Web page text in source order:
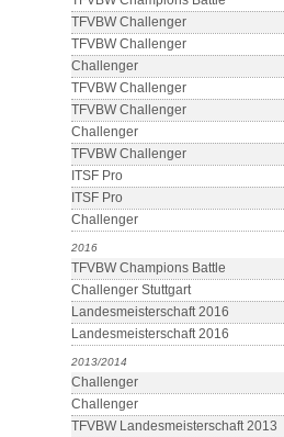
TFVBW Challenger
TFVBW Challenger
Challenger
TFVBW Challenger
TFVBW Challenger
Challenger
TFVBW Challenger
ITSF Pro
ITSF Pro
Challenger
2016
TFVBW Champions Battle
Challenger Stuttgart
Landesmeisterschaft 2016
Landesmeisterschaft 2016
2013/2014
Challenger
Challenger
TFVBW Landesmeisterschaft 2013